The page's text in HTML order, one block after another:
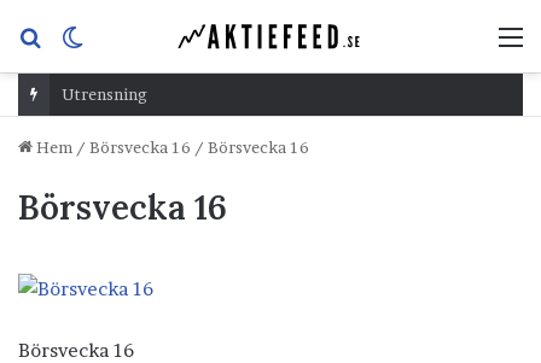
Sök
efterskin
Utrensning
Hem / Börsvecka 16 / Börsvecka 16
Börsvecka 16
Börsvecka 16